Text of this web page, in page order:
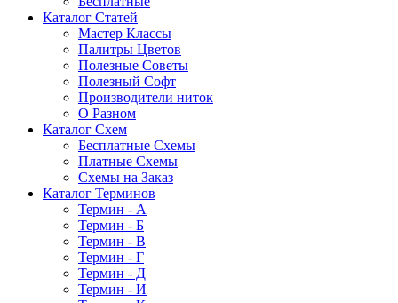
Каталог Статей
Мастер Классы
Палитры Цветов
Полезные Советы
Полезный Софт
Производители ниток
О Разном
Каталог Схем
Бесплатные Схемы
Платные Схемы
Схемы на Заказ
Каталог Терминов
Термин - А
Термин - Б
Термин - В
Термин - Г
Термин - Д
Термин - И